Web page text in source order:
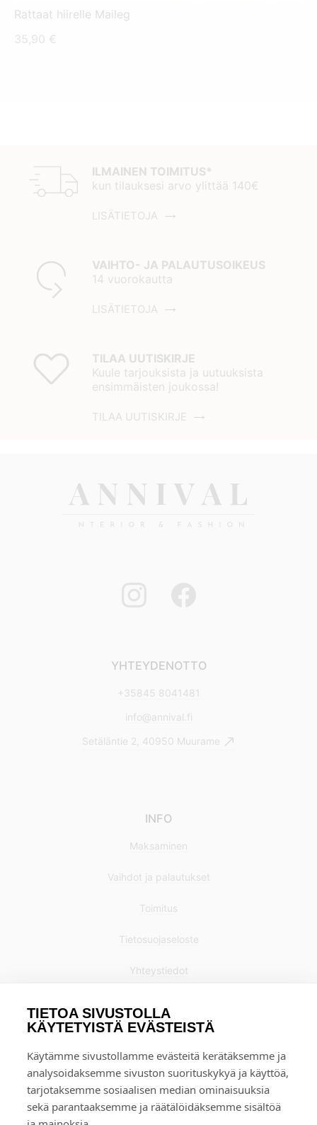
TIETOA SIVUSTOLLA
KÄYTETYISTÄ EVÄSTEISTÄ
Käytämme sivustollamme evästeitä kerätäksemme ja
analysoidaksemme sivuston suorituskykyä ja käyttöä,
tarjotaksemme sosiaalisen median ominaisuuksia
sekä parantaaksemme ja räätälöidäksemme sisältöä
Rattaat hiirelle Maileg
35,90 €
ILMAINEN TOIMITUS*
kun tilauksesi arvo ylittää 140€
LISÄTIETOJA
VAIHTO- JA PALAUTUSOIKEUS
14 vuorokautta
LISÄTIETOJA
TILAA UUTISKIRJE
Kuule tarjouksista ja uutuuksista
ensimmäisten joukossa!
TILAA UUTISKIRJE
YHTEYDENOTTO
+35845 8041481
info@annival.fi
Setäläntie 2, 40950 Muurame
INFO
Maksaminen
Vaihdot ja palautukset
Toimitus
Tietosuojaseloste
Yhteystiedot